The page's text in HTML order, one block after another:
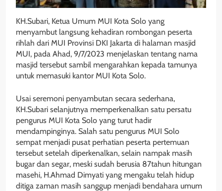
KH.Subari, Ketua Umum MUI Kota Solo yang
menyambut langsung kehadiran rombongan peserta
rihlah dari MUI Provinsi DKI Jakarta di halaman masjid
MUI, pada Ahad, 9/7/2023 menjelaskan tentang nama
masjid tersebut sambil mengarahkan kepada tamunya
untuk memasuki kantor MUI Kota Solo.
Usai seremoni penyambutan secara sederhana,
KH.Subari selanjutnya memperkenalkan satu persatu
pengurus MUI Kota Solo yang turut hadir
mendampinginya. Salah satu pengurus MUI Solo
sempat menjadi pusat perhatian peserta pertemuan
tersebut setelah diperkenalkan, selain nampak masih
bugar dan segar, meski sudah berusia 87tahun hitungan
masehi, H.Ahmad Dimyati yang mengaku telah hidup
ditiga zaman masih sanggup menjadi bendahara umum